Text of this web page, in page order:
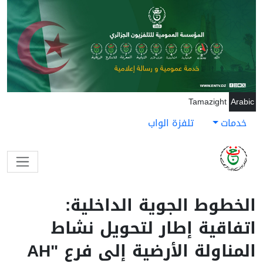
تجاوز إلى المحتوى الرئيسي
Arabic
Tamazight
خدمات تلفزة الواب
الخطوط الجوية الداخلية:
اتفاقية إطار لتحويل نشاط
المناولة الأرضية إلى فرع "AH